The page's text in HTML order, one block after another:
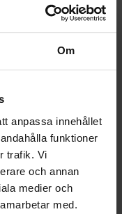
Om
anpassa innehållet
funktioner
trafik. Vi
och annan
medier och
med.
skadliga
du svar på varför du